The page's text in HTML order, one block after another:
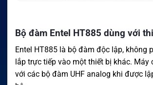
Bộ đàm Entel HT885 dùng với
Entel HT885 là bộ đàm độc lập, không
lắp trực tiếp vào một thiết bị khác. Máy
với các bộ đàm UHF analog khi được